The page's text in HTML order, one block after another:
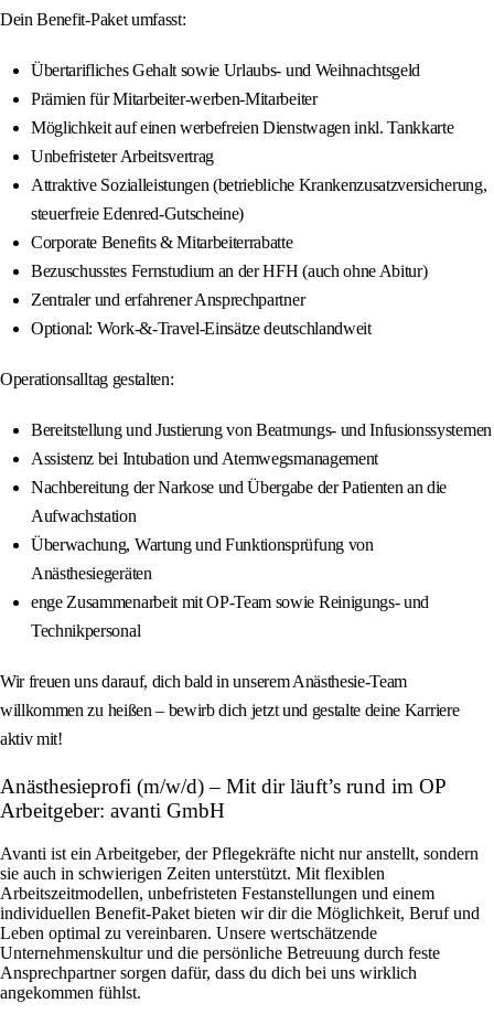
Dein Benefit-Paket umfasst:
Übertarifliches Gehalt sowie Urlaubs- und Weihnachtsgeld
Prämien für Mitarbeiter-werben-Mitarbeiter
Möglichkeit auf einen werbefreien Dienstwagen inkl. Tankkarte
Unbefristeter Arbeitsvertrag
Attraktive Sozialleistungen (betriebliche Krankenzusatzversicherung,
steuerfreie Edenred-Gutscheine)
Corporate Benefits & Mitarbeiterrabatte
Bezuschusstes Fernstudium an der HFH (auch ohne Abitur)
Zentraler und erfahrener Ansprechpartner
Optional: Work-&-Travel-Einsätze deutschlandweit
Operationsalltag gestalten:
Bereitstellung und Justierung von Beatmungs- und Infusionssystemen
Assistenz bei Intubation und Atemwegsmanagement
Nachbereitung der Narkose und Übergabe der Patienten an die
Aufwachstation
Überwachung, Wartung und Funktionsprüfung von
Anästhesiegeräten
enge Zusammenarbeit mit OP-Team sowie Reinigungs- und
Technikpersonal
Wir freuen uns darauf, dich bald in unserem Anästhesie-Team
willkommen zu heißen – bewirb dich jetzt und gestalte deine Karriere
aktiv mit!
Anästhesieprofi (m/w/d) – Mit dir läuft’s rund im OP
Arbeitgeber: avanti GmbH
Avanti ist ein Arbeitgeber, der Pflegekräfte nicht nur anstellt, sondern
sie auch in schwierigen Zeiten unterstützt. Mit flexiblen
Arbeitszeitmodellen, unbefristeten Festanstellungen und einem
individuellen Benefit-Paket bieten wir dir die Möglichkeit, Beruf und
Leben optimal zu vereinbaren. Unsere wertschätzende
Unternehmenskultur und die persönliche Betreuung durch feste
Ansprechpartner sorgen dafür, dass du dich bei uns wirklich
angekommen fühlst.